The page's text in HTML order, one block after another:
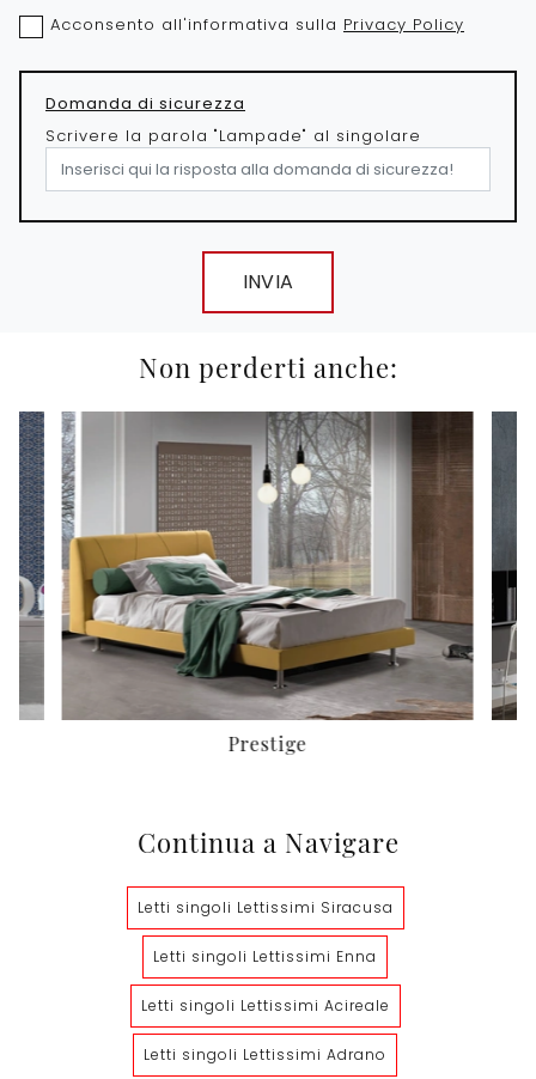
Acconsento all'informativa sulla Privacy Policy
Domanda di sicurezza
Scrivere la parola "Lampade" al singolare
INVIA
Non perderti anche:
Prestige
Continua a Navigare
Letti singoli Lettissimi Siracusa
Letti singoli Lettissimi Enna
Letti singoli Lettissimi Acireale
Letti singoli Lettissimi Adrano